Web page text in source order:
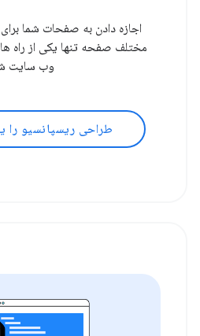
اجازه دادن به صفحات شما
مختلف صفحه تنها یکی از راه
وب سایت
طراحی ریسپانسیو را